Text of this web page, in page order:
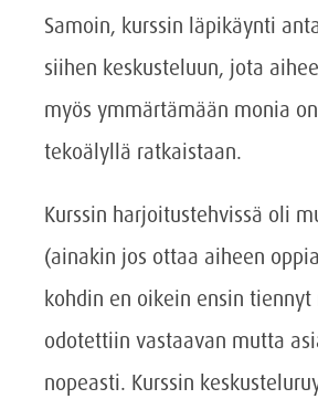
Samoin, kurssin läpikäynti
siihen keskusteluun, jota
myös ymmärtämään monia
tekoälyllä ratkaistaan.
Kurssin harjoitustehvissä oli
(ainakin jos ottaa aiheen
kohdin en oikein ensin
odotettiin vastaavan mutta
nopeasti. Kurssin